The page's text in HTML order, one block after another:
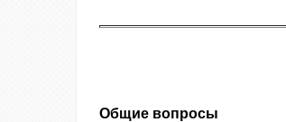
Общие вопросы